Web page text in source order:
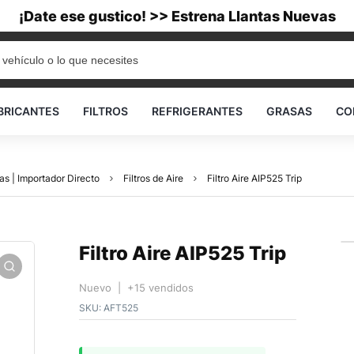
¡Date ese gustico! >> Estrena Llantas Nuevas
FILTROS REFRIGERANTES GRASAS
| Importador Directo Filtros de Aire Filtro Aire AIP525 Trip
Filtro Aire AIP525 Trip
Nuevo | +15 vendidos
SKU: AFT525